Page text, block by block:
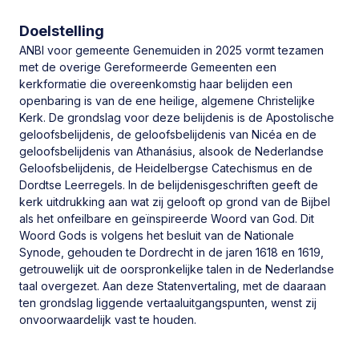
2.143 gemeenteleden
1.194 belijdende leden
949 doopleden
Doelstelling
ANBI voor gemeente Genemuiden in 2025 vormt tezamen
met de overige Gereformeerde Gemeenten een
kerkformatie die overeenkomstig haar belijden een
openbaring is van de ene heilige, algemene Christelijke
Kerk. De grondslag voor deze belijdenis is de Apostolische
geloofsbelijdenis, de geloofsbelijdenis van Nicéa en de
geloofsbelijdenis van Athanásius, alsook de Nederlandse
Geloofsbelijdenis, de Heidelbergse Catechismus en de
Dordtse Leerregels. In de belijdenisgeschriften geeft de
kerk uitdrukking aan wat zij gelooft op grond van de Bijbel
als het onfeilbare en geïnspireerde Woord van God. Dit
Woord Gods is volgens het besluit van de Nationale
Synode, gehouden te Dordrecht in de jaren 1618 en 1619,
getrouwelijk uit de oorspronkelijke talen in de Nederlandse
taal overgezet. Aan deze Statenvertaling, met de daaraan
ten grondslag liggende vertaaluitgangspunten, wenst zij
onvoorwaardelijk vast te houden.